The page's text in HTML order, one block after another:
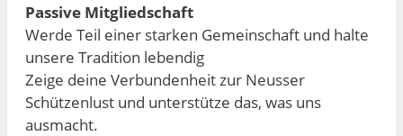
Passive Mitgliedschaft
Werde Teil einer starken Gemeinschaft und halte
unsere Tradition lebendig
Zeige deine Verbundenheit zur Neusser
Schützenlust und unterstütze das, was uns
ausmacht.